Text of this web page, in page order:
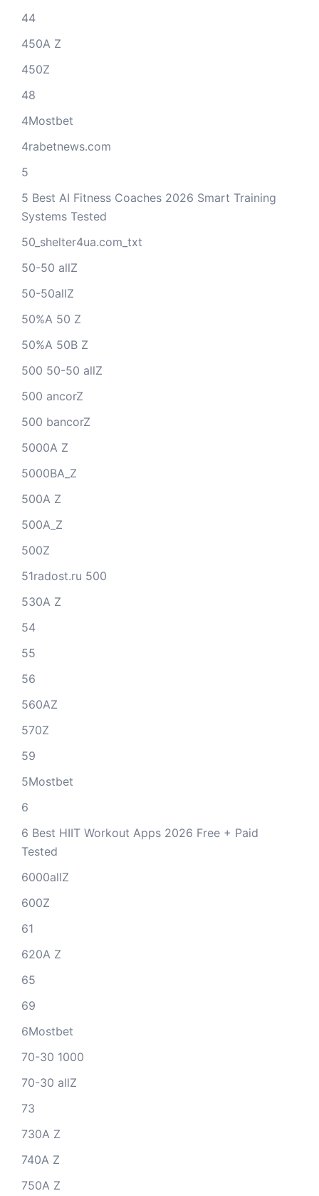
44
450A Z
450Z
48
4Mostbet
4rabetnews.com
5
5 Best AI Fitness Coaches 2026 Smart Training
Systems Tested
50_shelter4ua.com_txt
50-50 allZ
50-50allZ
50%A 50 Z
50%A 50B Z
500 50-50 allZ
500 ancorZ
500 bancorZ
5000A Z
5000BA_Z
500A Z
500A_Z
500Z
51radost.ru 500
530A Z
54
55
56
560AZ
570Z
59
5Mostbet
6
6 Best HIIT Workout Apps 2026 Free + Paid
Tested
6000allZ
600Z
61
620A Z
65
69
6Mostbet
70-30 1000
70-30 allZ
73
730A Z
740A Z
750A Z